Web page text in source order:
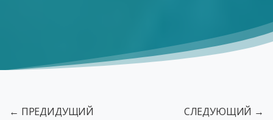
← ПРЕДИДУЩИЙ СЛЕДУЮЩИЙ →